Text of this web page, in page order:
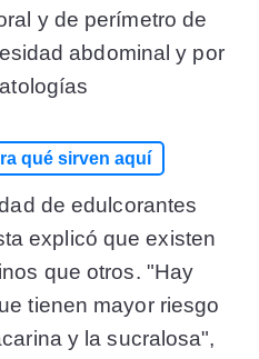
y de perímetro de
abdominal y por
qué sirven aquí
de edulcorantes
explicó que existen
que otros. "Hay
tienen mayor riesgo
y la sucralosa",